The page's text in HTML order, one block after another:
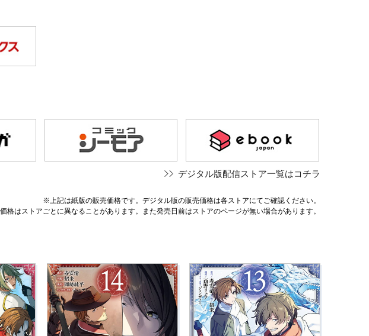
デジタル版配信ストア一覧はコチラ
※上記は紙版の販売価格です。デジタル版の販売価格は各ストアにてご確認ください。
格はストアごとに異なることがあります。また発売日前はストアのページが無い場合があります。